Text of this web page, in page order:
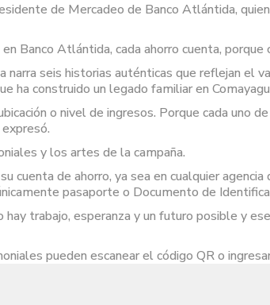
de Mercadeo de Banco Atlántida,
Banco Atlántida, cada ahorro cuenta,
seis historias auténticas que reflejan el
ha construido un legado familiar en
o nivel de ingresos. Porque cada uno
expresó.
y los artes de la campaña.
cuenta de ahorro, ya sea en cualquier
pasaporte o Documento de
trabajo, esperanza y un futuro posible y
pueden escanear el código QR o